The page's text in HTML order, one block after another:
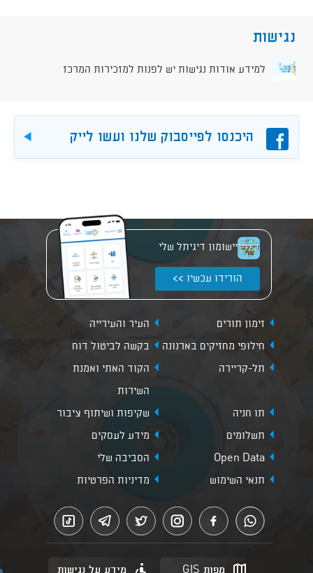
נגישות
למידע אודות נגישות יש לפנות למזכירות המרכז
פייסבוקהיכנסו לפייסבוק שלנו ועשו לייק
יישומון דיגיתל שלי
הורידו עכשיו >>
זימון תורים
העיר והעירייה
חילופי מחזיקים בארנונה
בקשה לביטול דוח
תל-קריירה
הקוד האתי ואמנת
השירות
תו חניה
שקיפות ושיתוף ציבור
תשלומים
מידע לעסקים
Open Data
הסביבה שלי
תנאי השימוש
מדיניות הפרטיות
מפות GIS מידע על נגישות